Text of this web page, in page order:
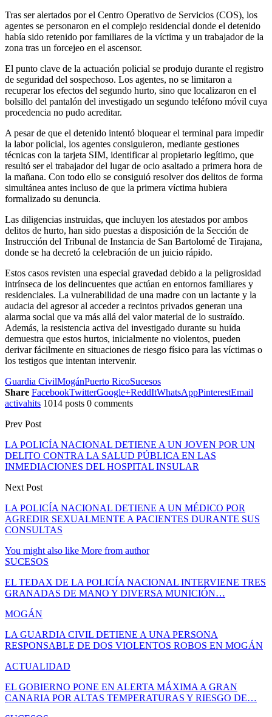
Tras ser alertados por el Centro Operativo de Servicios (COS), los
agentes se personaron en el complejo residencial donde el detenido
había sido retenido por familiares de la víctima y un trabajador de la
zona tras un forcejeo en el ascensor.
El punto clave de la actuación policial se produjo durante el registro
de seguridad del sospechoso. Los agentes, no se limitaron a
recuperar los efectos del segundo hurto, sino que localizaron en el
bolsillo del pantalón del investigado un segundo teléfono móvil cuya
procedencia no pudo acreditar.
A pesar de que el detenido intentó bloquear el terminal para impedir
la labor policial, los agentes consiguieron, mediante gestiones
técnicas con la tarjeta SIM, identificar al propietario legítimo, que
resultó ser el trabajador del lugar de ocio asaltado a primera hora de
la mañana. Con todo ello se consiguió resolver dos delitos de forma
simultánea antes incluso de que la primera víctima hubiera
formalizado su denuncia.
Las diligencias instruidas, que incluyen los atestados por ambos
delitos de hurto, han sido puestas a disposición de la Sección de
Instrucción del Tribunal de Instancia de San Bartolomé de Tirajana,
donde se ha decretó la celebración de un juicio rápido.
Estos casos revisten una especial gravedad debido a la peligrosidad
intrínseca de los delincuentes que actúan en entornos familiares y
residenciales. La vulnerabilidad de una madre con un lactante y la
audacia del agresor al acceder a recintos privados generan una
alarma social que va más allá del valor material de lo sustraído.
Además, la resistencia activa del investigado durante su huida
demuestra que estos hurtos, inicialmente no violentos, pueden
derivar fácilmente en situaciones de riesgo físico para las víctimas o
los testigos que intentan intervenir.
Guardia CivilMogánPuerto RicoSucesos
Share FacebookTwitterGoogle+ReddItWhatsAppPinterestEmail
activahits 1014 posts 0 comments
Prev Post
LA POLICÍA NACIONAL DETIENE A UN JOVEN POR UN
DELITO CONTRA LA SALUD PÚBLICA EN LAS
INMEDIACIONES DEL HOSPITAL INSULAR
Next Post
LA POLICÍA NACIONAL DETIENE A UN MÉDICO POR
AGREDIR SEXUALMENTE A PACIENTES DURANTE SUS
CONSULTAS
You might also like More from author
SUCESOS
EL TEDAX DE LA POLICÍA NACIONAL INTERVIENE TRES
GRANADAS DE MANO Y DIVERSA MUNICIÓN…
MOGÁN
LA GUARDIA CIVIL DETIENE A UNA PERSONA
RESPONSABLE DE DOS VIOLENTOS ROBOS EN MOGÁN
ACTUALIDAD
EL GOBIERNO PONE EN ALERTA MÁXIMA A GRAN
CANARIA POR ALTAS TEMPERATURAS Y RIESGO DE…